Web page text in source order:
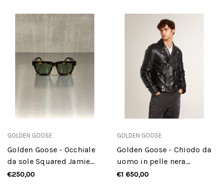
GOLDEN GOOSE
Golden Goose - Occhiale
da sole Squared Jamie
con montatura Havana
€250,00
GOLDEN GOOSE
Golden Goose - Chiodo da
uomo in pelle nera
dall'effetto lucido
€1 650,00